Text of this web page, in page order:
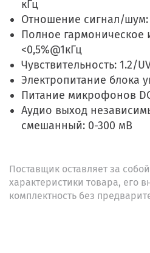
кГц
Отношение сигнал/шум:
Полное гармоническое
<0,5%@1кГц
Чувствительность: 1.2/
Электропитание блока
Питание микрофонов DC
Аудио выход
смешанный: 0-300 мВ
Поставщик оставляет за
характеристики товара, его
комплектность без